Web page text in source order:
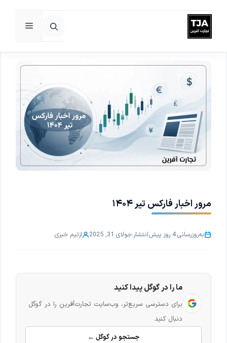
پرش
به
فهرست
مرور اخبار فارکس تیر ۱۴۰۴
به‌روزرسانی:4 روز پیش انتشار:جولای 31, 2025 ازتیم خبری
ما را در گوگل پیدا کنید
برای دسترسی سریع‌تر، وب‌سایت تجارت‌آفرین را در گوگل
دنبال کنید
جستجو در گوگل ←